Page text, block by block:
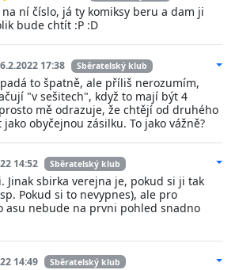
ní číslo, já ty komiksy beru a dam ji
bude chtít :P :D
17:38 Sběratelský klub
to špatně, ale příliš nerozumím,
"v sešitech", když to mají být 4
mě odrazuje, že chtějí od druhého
obyčejnou zásilku. To jako vážně?
14:52 Sběratelský klub
Jinak sbirka verejna je, pokud si ji tak
Pokud si to nevypnes), ale pro
asu nebude na prvni pohled snadno
14:49 Sběratelský klub